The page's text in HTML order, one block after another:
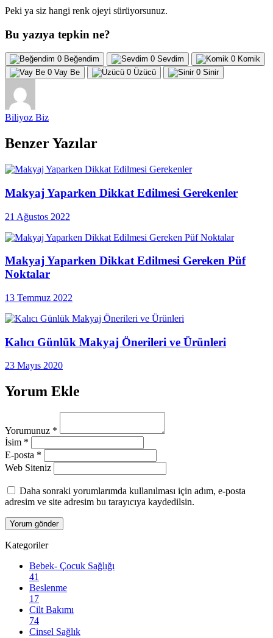
Peki ya siz hangi renk ojeyi sürüyorsunuz.
Bu yazıya tepkin ne?
0 Beğendim 0 Sevdim 0 Komik
0 Vay Be 0 Üzücü 0 Sinir
Biliyoz Biz
Benzer Yazılar
Makyaj Yaparken Dikkat Edilmesi Gerekenler
21 Ağustos 2022
Makyaj Yaparken Dikkat Edilmesi Gereken Püf
Noktalar
13 Temmuz 2022
Kalıcı Günlük Makyaj Önerileri ve Ürünleri
23 Mayıs 2020
Yorum Ekle
Yorumunuz *
İsim *
E-posta *
Web Siteniz
Daha sonraki yorumlarımda kullanılması için adım, e-posta
adresim ve site adresim bu tarayıcıya kaydedilsin.
Kategoriler
Bebek- Çocuk Sağlığı
41
Beslenme
17
Cilt Bakımı
74
Cinsel Sağlık